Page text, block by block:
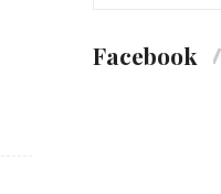
Facebook